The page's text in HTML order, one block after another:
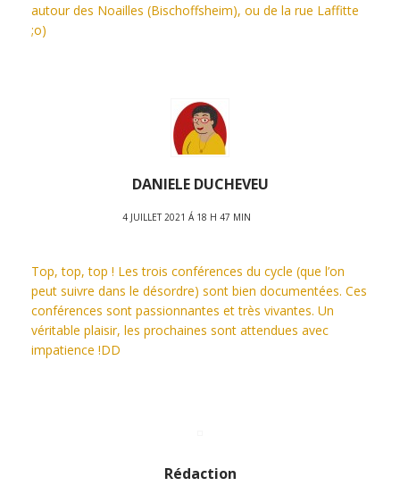
autour des Noailles (Bischoffsheim), ou de la rue Laffitte
;o)
DANIELE DUCHEVEU
4 JUILLET 2021 Á 18 H 47 MIN
Top, top, top ! Les trois conférences du cycle (que l’on
peut suivre dans le désordre) sont bien documentées. Ces
conférences sont passionnantes et très vivantes. Un
véritable plaisir, les prochaines sont attendues avec
impatience !DD
Rédaction